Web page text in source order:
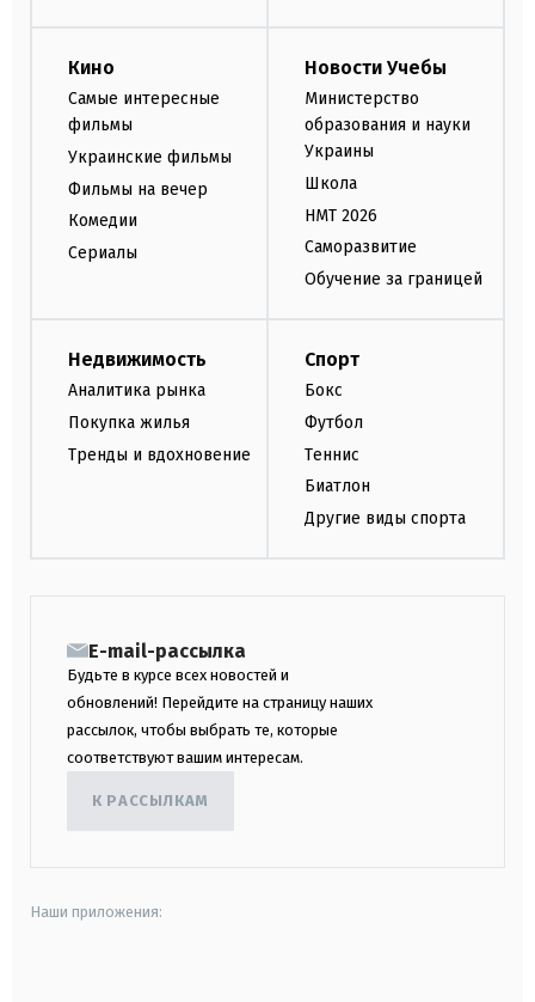
Кино
Самые интересные
фильмы
Украинские фильмы
Фильмы на вечер
Комедии
Сериалы
Новости Учебы
Министерство
образования и науки
Украины
Школа
НМТ 2026
Саморазвитие
Обучение за границей
Недвижимость
Аналитика рынка
Покупка жилья
Тренды и вдохновение
Спорт
Бокс
Футбол
Теннис
Биатлон
Другие виды спорта
E-mail-рассылка
Будьте в курсе всех новостей и
обновлений! Перейдите на страницу наших
рассылок, чтобы выбрать те, которые
соответствуют вашим интересам.
К РАССЫЛКАМ
Наши приложения: